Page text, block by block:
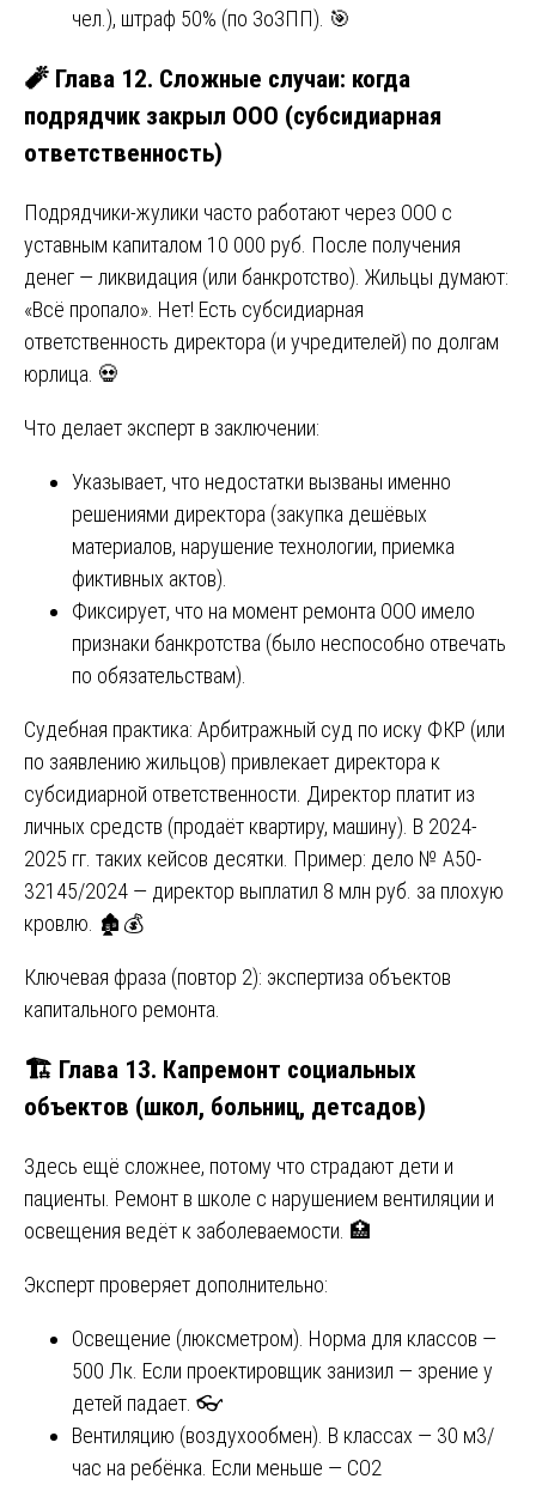
чел.), штраф 50% (по ЗоЗПП). 🎯
🧨 Глава 12. Сложные случаи: когда
подрядчик закрыл ООО (субсидиарная
ответственность)
Подрядчики-жулики часто работают через ООО с
уставным капиталом 10 000 руб. После получения
денег — ликвидация (или банкротство). Жильцы думают:
«Всё пропало». Нет! Есть субсидиарная
ответственность директора (и учредителей) по долгам
юрлица. 💀
Что делает эксперт в заключении:
Указывает, что недостатки вызваны именно
решениями директора (закупка дешёвых
материалов, нарушение технологии, приемка
фиктивных актов).
Фиксирует, что на момент ремонта ООО имело
признаки банкротства (было неспособно отвечать
по обязательствам).
Судебная практика: Арбитражный суд по иску ФКР (или
по заявлению жильцов) привлекает директора к
субсидиарной ответственности. Директор платит из
личных средств (продаёт квартиру, машину). В 2024-
2025 гг. таких кейсов десятки. Пример: дело № А50-
32145/2024 — директор выплатил 8 млн руб. за плохую
кровлю. 🏚️💰
Ключевая фраза (повтор 2): экспертиза объектов
капитального ремонта.
🏗️ Глава 13. Капремонт социальных
объектов (школ, больниц, детсадов)
Здесь ещё сложнее, потому что страдают дети и
пациенты. Ремонт в школе с нарушением вентиляции и
освещения ведёт к заболеваемости. 🏥
Эксперт проверяет дополнительно:
Освещение (люксметром). Норма для классов —
500 Лк. Если проектировщик занизил — зрение у
детей падает. 👓
Вентиляцию (воздухообмен). В классах — 30 м3/
час на ребёнка. Если меньше — СО2